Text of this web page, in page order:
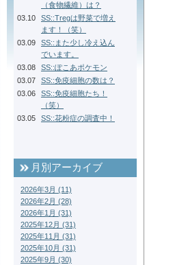
（食物繊維）は？
03.10
SS::Tregは野菜で増え
ます！（笑）
03.09
SS::また少し冷え込ん
でいます。
03.08
SS::ぽこあポケモン
03.07
SS::免疫細胞の数は？
03.06
SS::免疫細胞たち！
（笑）
03.05
SS::花粉症の調査中！
月別アーカイブ
2026年3月 (11)
2026年2月 (28)
2026年1月 (31)
2025年12月 (31)
2025年11月 (31)
2025年10月 (31)
2025年9月 (30)